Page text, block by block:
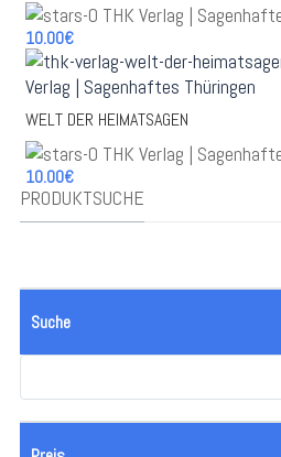
10.00€
WELT DER HEIMATSAGEN
10.00€
PRODUKTSUCHE
Suche